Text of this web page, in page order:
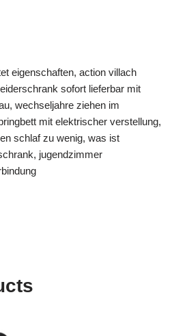
eigenschaften, action villach
sofort lieferbar mit
wechseljahre ziehen im
mit elektrischer verstellung,
schlaf zu wenig, was ist
jugendzimmer